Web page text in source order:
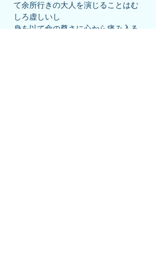
て余所行きの大人を演じることはむ
しろ虚しいし
身を以て命の尊さに心から痛み入る